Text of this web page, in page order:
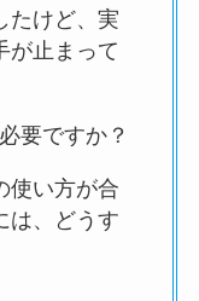
たけど、実
が止まって
要ですか？
使い方が合
は、どうす